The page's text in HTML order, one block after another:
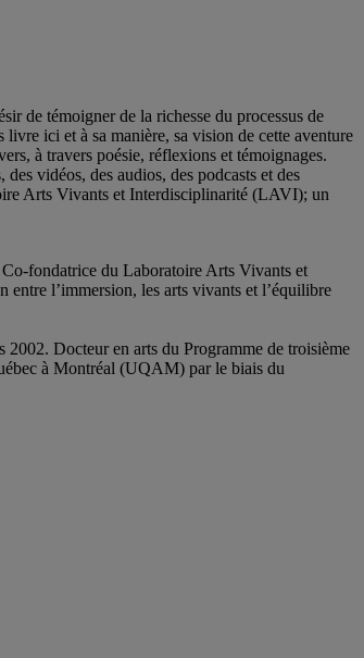
de témoigner de la richesse du processus de
ici et à sa manière, sa vision de cette aventure
à travers poésie, réflexions et témoignages.
des vidéos, des audios, des podcasts et des
Arts Vivants et Interdisciplinarité (LAVI); un
fondatrice du Laboratoire Arts Vivants et
l’immersion, les arts vivants et l’équilibre
Docteur en arts du Programme de troisième
à Montréal (UQAM) par le biais du